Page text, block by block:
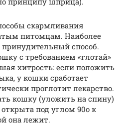
скармливания
питомцам. Наиболее
способ.
с требованием «глотай»
хитрость: если положить
у кошки сработает
проглотит лекарство.
кошку (уложить на спину)
под углом 90о к
она лежит.